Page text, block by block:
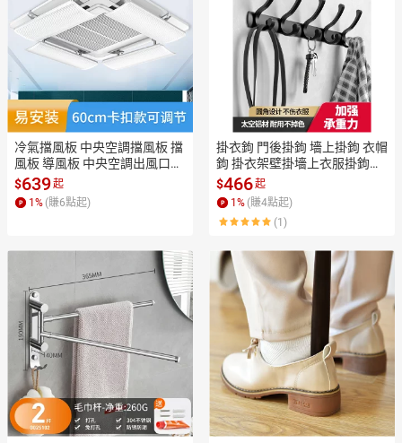
冷氣擋風板 中央空調擋風板 擋
風板 導風板 中央空調出風口擋
風板導風天花機冷氣擋板遮風
板防直吹吸頂機通用【MJ227
30】
$639起
1 % (賺6點起)
掛衣鉤 門後掛鉤 墻上掛鉤 衣帽
鉤 掛衣架壁掛墻上衣服掛鉤進
戶門粘貼強力門后衣帽鉤免打
孔衣鉤玄關【MJ22182】
$466起
1 % (賺4點起)
(1)